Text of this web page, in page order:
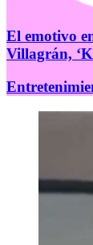
El emotivo
Villagrán,